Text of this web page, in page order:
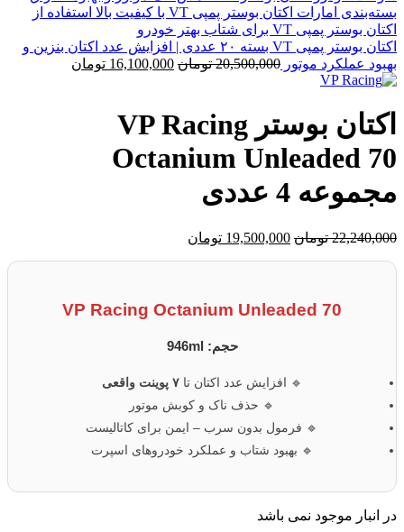
اکتان بوستر پمپی VT بسته ۲۰ عددی | افزایش عدد اکتان بنزین و
بهبود عملکرد موتور 20,500,000 تومان 16,100,000 تومان
اکتان بوستر VP Racing
Octanium Unleaded 70
مجموعه 4 عددی
22,240,000 تومان 19,500,000 تومان
VP Racing Octanium Unleaded 70
حجم: 946ml
🔹 افزایش عدد اکتان تا۷ پوینت واقعی
🔹 حذف ناک و کوبش موتور
🔹 فرمول بدون سرب – ایمن برای کاتالیست
🔹 بهبود شتاب و عملکرد خودروهای اسپرت
در انبار موجود نمی باشد